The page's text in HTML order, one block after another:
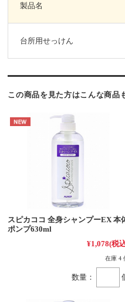
製品名
台所用せっけん
この商品を見た方はこんな商品
スピカココ 全身シャンプーEX 本
ポンプ630ml
¥1,078(税
在庫 4
数量：